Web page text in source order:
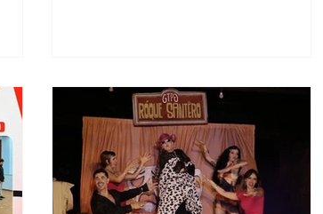
na
montagem será apresentada no Lago de
Olarias, trazendo ao palco uma narrativa leve,
divertida e marcada por momentos de boas
gargalhadas. A peça c